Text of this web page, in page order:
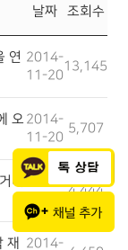
날짜 조회수
연 2014-
11-20
13,145
오 2014-
11-20
5,707
리2014-
4,444
재 2014-